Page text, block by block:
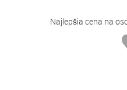
Najlepšia cena na